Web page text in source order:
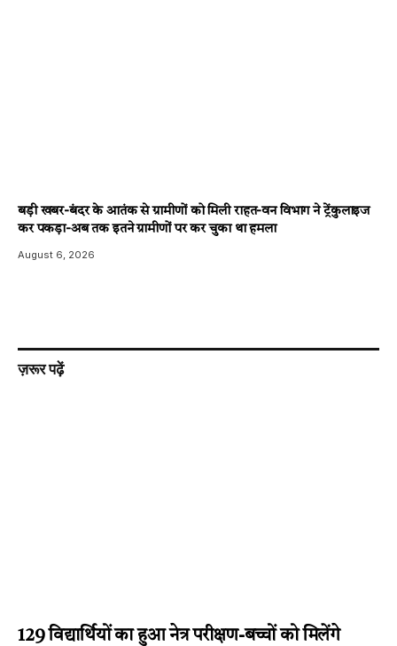
बड़ी खबर-बंदर के आतंक से ग्रामीणों को मिली राहत-वन विभाग ने ट्रेंकुलाइज
कर पकड़ा-अब तक इतने ग्रामीणों पर कर चुका था हमला
August 6, 2026
ज़रूर पढ़ें
129 विद्यार्थियों का हुआ नेत्र परीक्षण-बच्चों को मिलेंगे